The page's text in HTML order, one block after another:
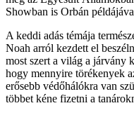
Showban is Orbán
A keddi adás témája
Noah arról kezdett el
most szert a világ a járvány
hogy mennyire törékenyek
erősebb védőhálókra van
többet kéne fizetni a